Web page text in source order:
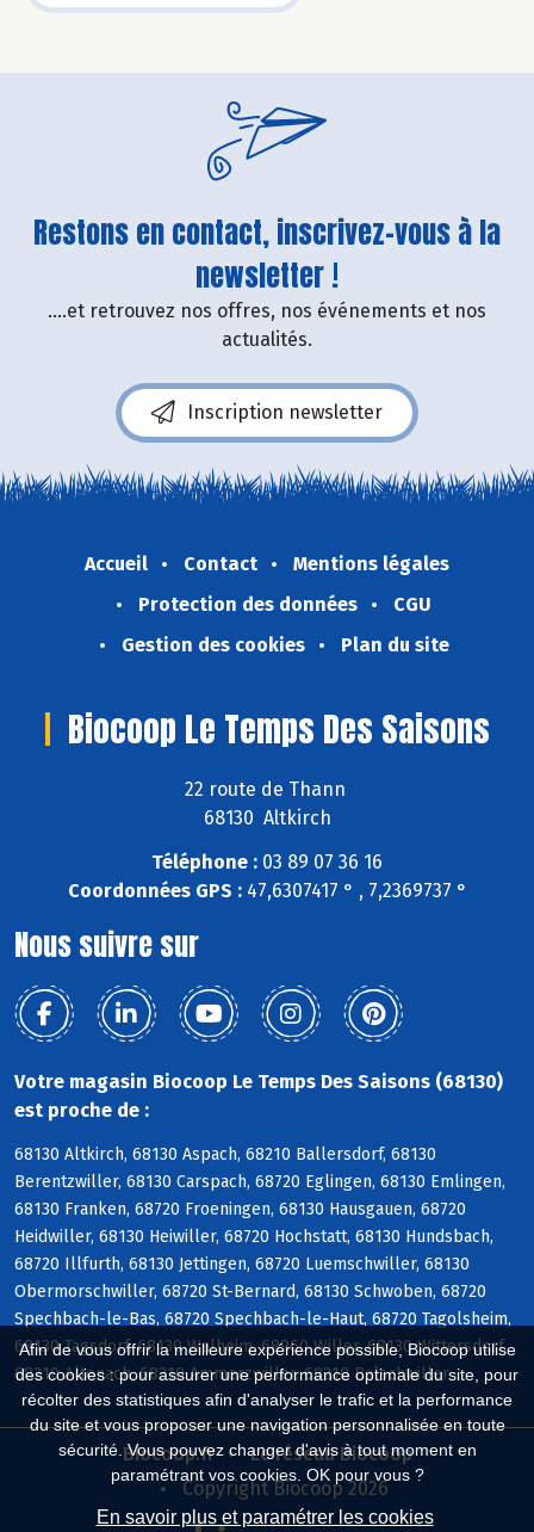
Afin de vous offrir la meilleure expérience possible, Biocoop utilise
des cookies : pour assurer une performance optimale du site, pour
récolter des statistiques afin d'analyser le trafic et la performance
du site et vous proposer une navigation personnalisée en toute
sécurité. Vous pouvez changer d'avis à tout moment en
paramétrant vos cookies. OK pour vous ?
En savoir plus et paramétrer les cookies
Restons en contact, inscrivez-vous à la
newsletter !
....et retrouvez nos offres, nos événements et nos
actualités.
Inscription newsletter
Accueil Contact
Mentions légales
Protection des données
CGU
Gestion des cookies
Plan du site
Biocoop Le Temps Des Saisons
22 route de Thann
68130 Altkirch
Téléphone : 03 89 07 36 16
Coordonnées GPS :47,6307417 ° , 7,2369737 °
Nous suivre sur
Votre magasin Biocoop Le Temps Des Saisons (68130)
est proche de :
68130 Altkirch, 68130 Aspach, 68210 Ballersdorf, 68130
Berentzwiller, 68130 Carspach, 68720 Eglingen, 68130 Emlingen,
68130 Franken, 68720 Froeningen, 68130 Hausgauen, 68720
Heidwiller, 68130 Heiwiller, 68720 Hochstatt, 68130 Hundsbach,
68720 Illfurth, 68130 Jettingen, 68720 Luemschwiller, 68130
Obermorschwiller, 68720 St-Bernard, 68130 Schwoben, 68720
Spechbach-le-Bas, 68720 Spechbach-le-Haut, 68720 Tagolsheim,
68130 Tagsdorf, 68130 Walheim, 68960 Willer, 68130 Wittersdorf,
68210 Altenach, 68210 Ammerzwiller, 68210 Balschwiller
Biocoop.fr
Le réseau Biocoop
Copyright Biocoop 2026